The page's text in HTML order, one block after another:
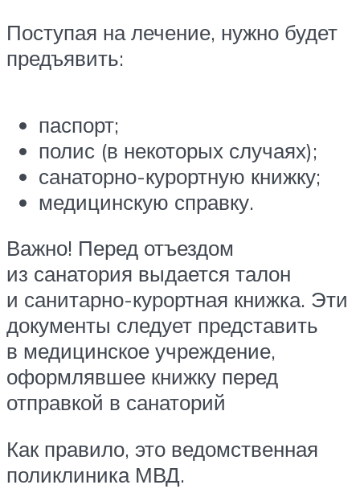
Поступая на лечение, нужно будет
предъявить:
паспорт;
полис (в некоторых случаях);
санаторно-курортную книжку;
медицинскую справку.
Важно! Перед отъездом
из санатория выдается талон
и санитарно-курортная книжка. Эти
документы следует представить
в медицинское учреждение,
оформлявшее книжку перед
отправкой в санаторий
Как правило, это ведомственная
поликлиника МВД.